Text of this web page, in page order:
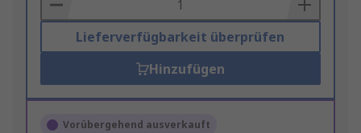
Lieferverfügbarkeit überprüfen
Hinzufügen
Vorübergehend ausverkauft